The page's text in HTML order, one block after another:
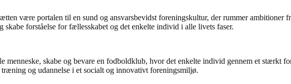
være portalen til en sund og ansvarsbevidst foreningskultur, der rummer ambitioner
forståelse for fællesskabet og det enkelte individ i alle livets faser.
skabe og bevare en fodboldklub, hvor det enkelte individ gennem et stærkt
og udannelse i et socialt og innovativt foreningsmiljø.